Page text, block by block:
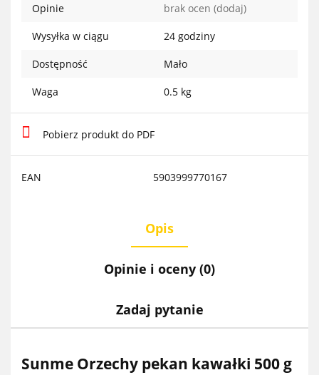
Opinie brak ocen (dodaj)
Wysyłka w ciągu 24 godziny
Dostępność Mało
Waga 0.5 kg
Pobierz produkt do PDF
EAN 5903999770167
Opis
Opinie i oceny (0)
Zadaj pytanie
Sunme Orzechy pekan kawałki 500 g